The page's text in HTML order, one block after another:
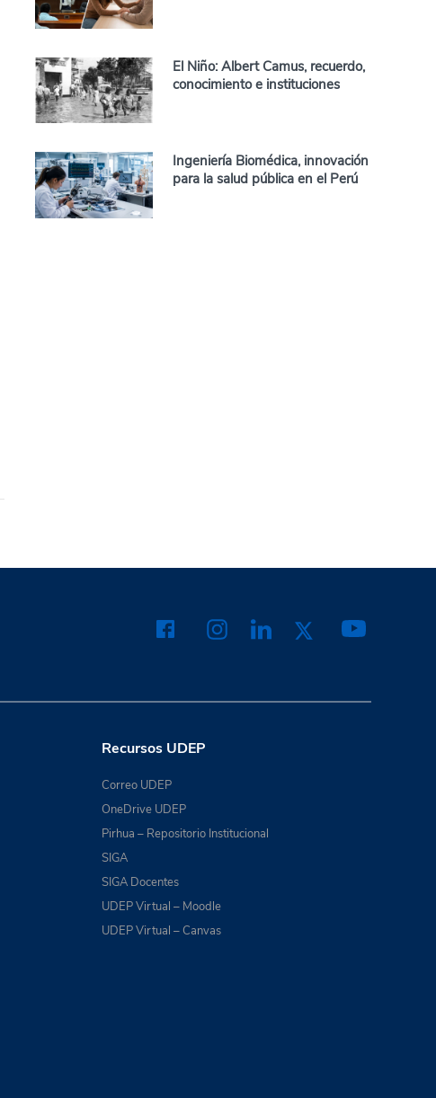
El Niño: Albert Camus, recuerdo,
conocimiento e instituciones
Ingeniería Biomédica, innovación
para la salud pública en el Perú
Recursos UDEP
Correo UDEP
OneDrive UDEP
Pirhua – Repositorio Institucional
SIGA
SIGA Docentes
UDEP Virtual – Moodle
UDEP Virtual – Canvas